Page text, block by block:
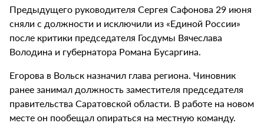
Предыдущего руководителя Сергея Сафонова 29 июня
сняли с должности и исключили из «Единой России»
после критики председателя Госдумы Вячеслава
Володина и губернатора Романа Бусаргина.
Егорова в Вольск назначил глава региона. Чиновник
ранее занимал должность заместителя председателя
правительства Саратовской области. В работе на новом
месте он пообещал опираться на местную команду.